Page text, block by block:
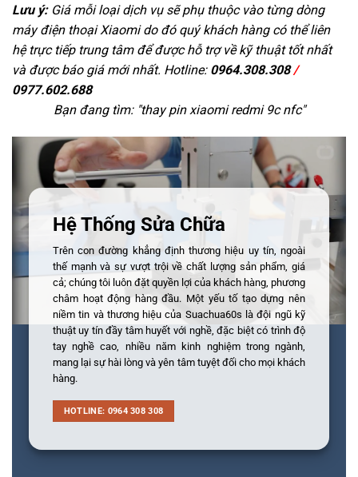
Lưu ý:Giá mỗi loại dịch vụ sẽ phụ thuộc vào từng dòng
máy điện thoại Xiaomi do đó quý khách hàng có thể liên
hệ trực tiếp trung tâm để được hỗ trợ về kỹ thuật tốt nhất
và được báo giá mới nhất. Hotline: 0964.308.308/
0977.602.688
Bạn đang tìm: "thay pin xiaomi redmi 9c nfc"
Hệ Thống Sửa Chữa
Trên con đường khẳng định thương hiệu uy tín, ngoài
thế mạnh và sự vượt trội về chất lượng sản phẩm, giá
cả; chúng tôi luôn đặt quyền lợi của khách hàng, phương
châm hoạt động hàng đầu. Một yếu tố tạo dựng nên
niềm tin và thương hiệu của Suachua60s là đội ngũ kỹ
thuật uy tín đầy tâm huyết với nghề, đặc biệt có trình độ
tay nghề cao, nhiều năm kinh nghiệm trong ngành,
mang lại sự hài lòng và yên tâm tuyệt đối cho mọi khách
hàng.
HOTLINE: 0964 308 308